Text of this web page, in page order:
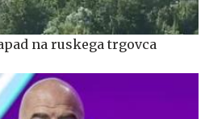
na ruskega trgovca